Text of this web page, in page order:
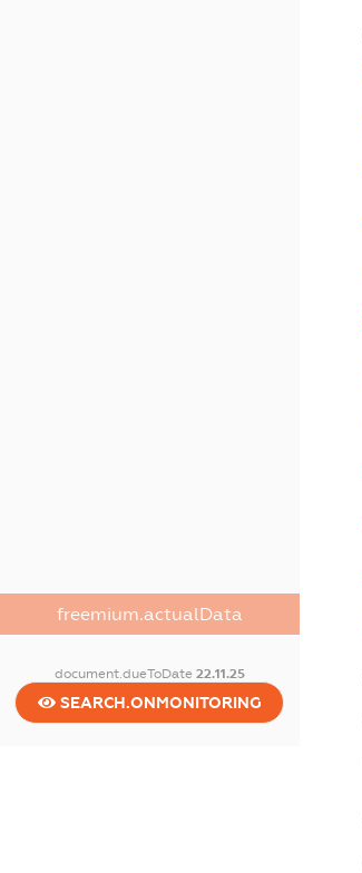
freemium.actualData
document.dueToDate 22.11.25
SEARCH.ONMONITORING